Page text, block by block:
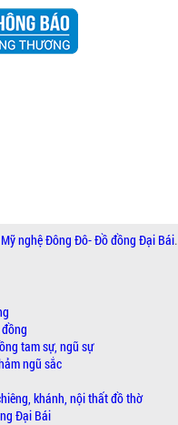
Mỹ nghệ Đông Đô- Đồ đồng Đại Bái.
tam sự, ngũ sự
ngũ sắc
khánh, nội thất đồ thờ
Đại Bái